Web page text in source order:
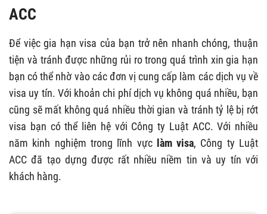
ACC
Để việc gia hạn visa của bạn trở nên nhanh chóng, thuận
tiện và tránh được những rủi ro trong quá trình xin gia hạn
bạn có thể nhờ vào các đơn vị cung cấp làm các dịch vụ về
visa uy tín. Với khoản chi phí dịch vụ không quá nhiều, bạn
cũng sẽ mất không quá nhiều thời gian và tránh tỷ lệ bị rớt
visa bạn có thể liên hệ với Công ty Luật ACC. Với nhiều
năm kinh nghiệm trong lĩnh vực làm visa, Công ty Luật
ACC đã tạo dựng được rất nhiều niềm tin và uy tín với
khách hàng.